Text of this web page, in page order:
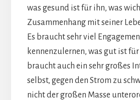
was gesund ist für ihn, was
Zusammenhang mit seiner
Es braucht sehr viel
kennenzulernen, was gut ist für
braucht auch ein sehr großes
selbst, gegen den Strom zu
nicht der großen Masse